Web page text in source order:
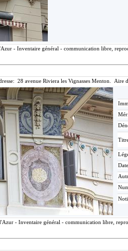
- Inventaire général - communication libre,
28 avenue Riviera les Vignasses Menton. Aire
Autr
- Inventaire général - communication libre,